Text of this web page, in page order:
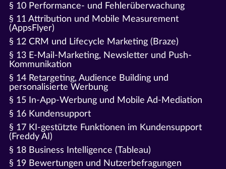
§ 10 Performance- und Fehlerüberwachung
§ 11 Attribution und Mobile Measurement
(AppsFlyer)
§ 12 CRM und Lifecycle Marketing (Braze)
§ 13 E-Mail-Marketing, Newsletter und Push-
Kommunikation
§ 14 Retargeting, Audience Building und
personalisierte Werbung
§ 15 In-App-Werbung und Mobile Ad-Mediation
§ 16 Kundensupport
§ 17 KI-gestützte Funktionen im Kundensupport
(Freddy AI)
§ 18 Business Intelligence (Tableau)
§ 19 Bewertungen und Nutzerbefragungen